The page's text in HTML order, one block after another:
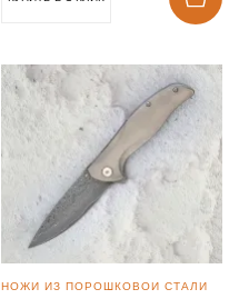
НОЖИ ИЗ ПОРОШКОВОЙ СТАЛИ